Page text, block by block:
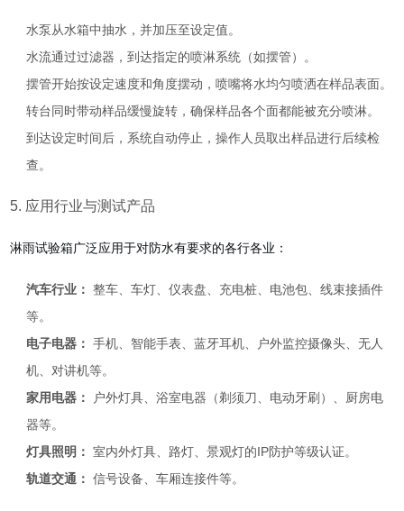
水泵从水箱中抽水，并加压至设定值。
水流通过过滤器，到达指定的喷淋系统（如摆管）。
摆管开始按设定速度和角度摆动，喷嘴将水均匀喷洒在样品表面。
转台同时带动样品缓慢旋转，确保样品各个面都能被充分喷淋。
到达设定时间后，系统自动停止，操作人员取出样品进行后续检
查。
5. 应用行业与测试产品
淋雨试验箱广泛应用于对防水有要求的各行各业：
汽车行业： 整车、车灯、仪表盘、充电桩、电池包、线束接插件
等。
电子电器： 手机、智能手表、蓝牙耳机、户外监控摄像头、无人
机、对讲机等。
家用电器：
户外灯具、浴室电器（剃须刀、电动牙刷）、厨房电
器等。
灯具照明： 室内外灯具、路灯、景观灯的IP防护等级认证。
轨道交通： 信号设备、车厢连接件等。